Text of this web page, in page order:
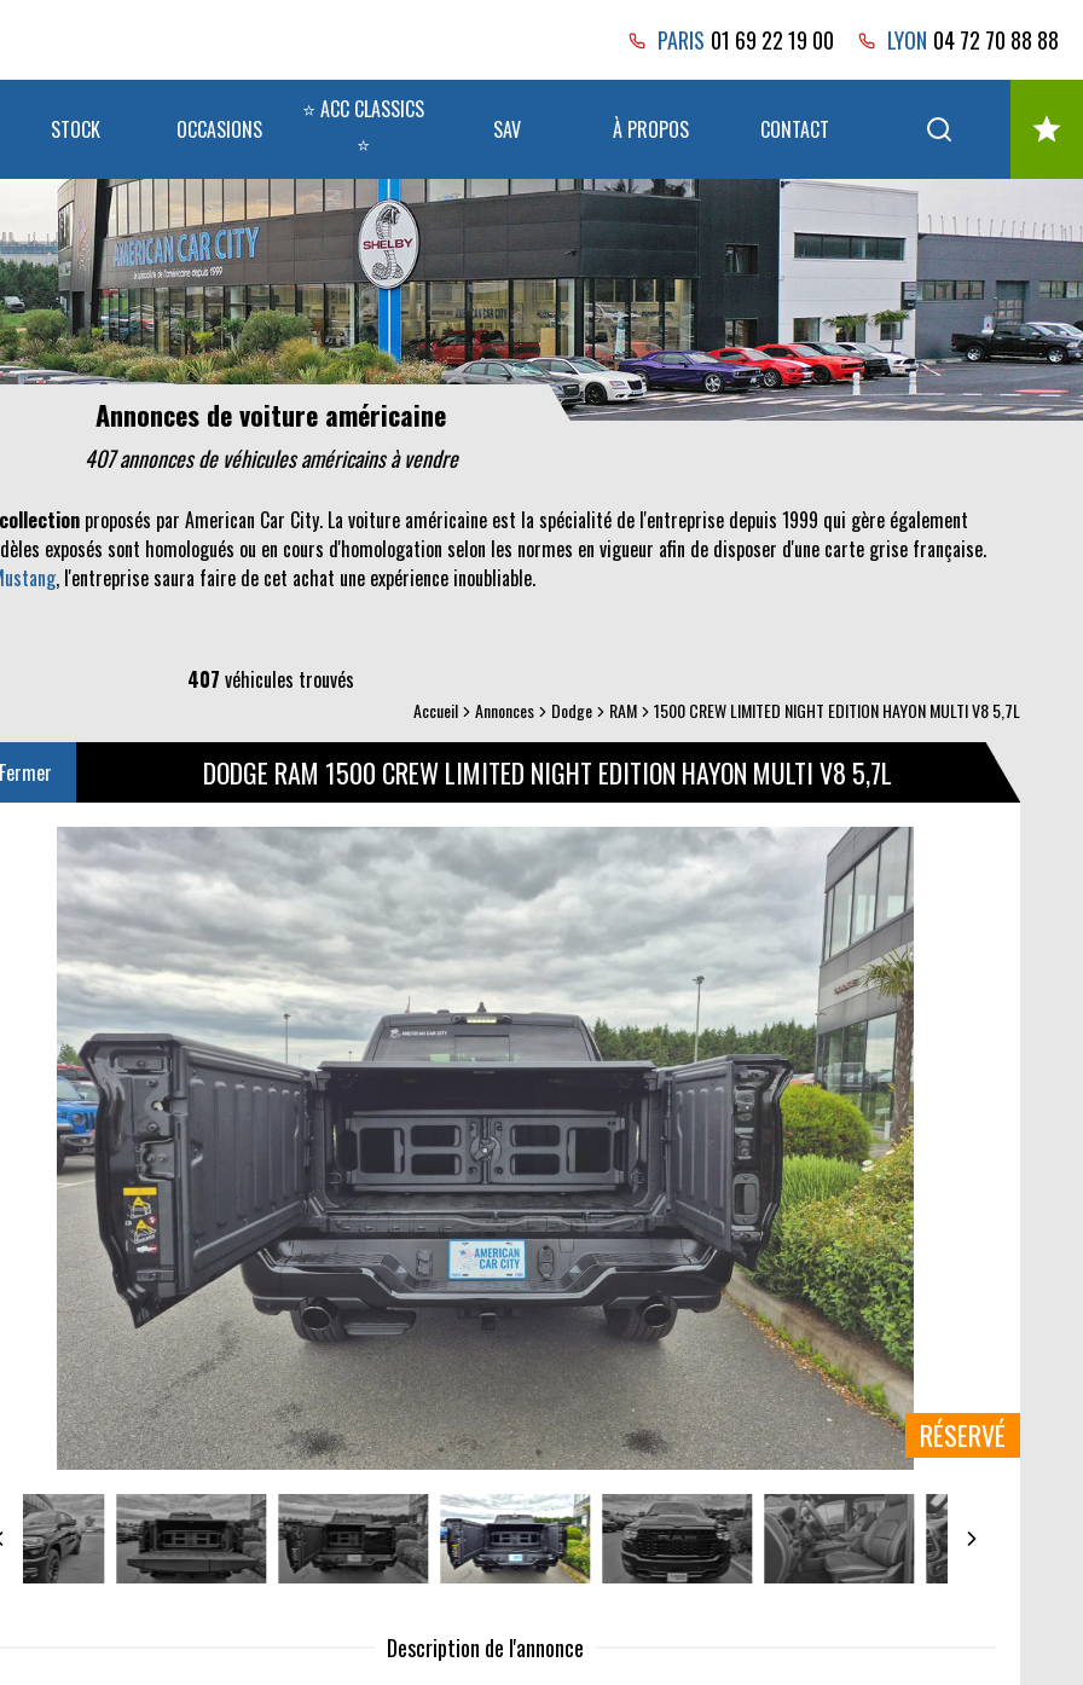
PARIS 01 69 22 19 00 LYON 04 72 70 88 88
STOCK OCCASIONS
⭐ ACC CLASSICS
⭐
SAV À PROPOS CONTACT
Annonces de voiture américaine
407 annonces de véhiculesaméricainsà vendre
proposés par American Car City. La voiture américaine est la spécialité de l'entreprise depuis 1999 qui gère également
exposés sont homologués ou en cours d'homologation selon les normes en vigueur afin de disposer d'une carte grise française.
, l'entreprise saura faire de cet achat une expérience inoubliable.
407 véhicules trouvés
Accueil Annonces Dodge RAM 1500 CREW LIMITED NIGHT EDITION HAYON MULTI V8 5,7L
DODGE RAM 1500 CREW LIMITED NIGHT EDITION HAYON MULTI V8 5,7L
RÉSERVÉ
Description de l'annonce